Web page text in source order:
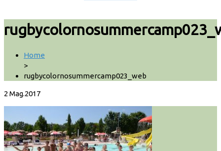
Home
>
rugbycolornosummercamp023_web
2 Mag.2017